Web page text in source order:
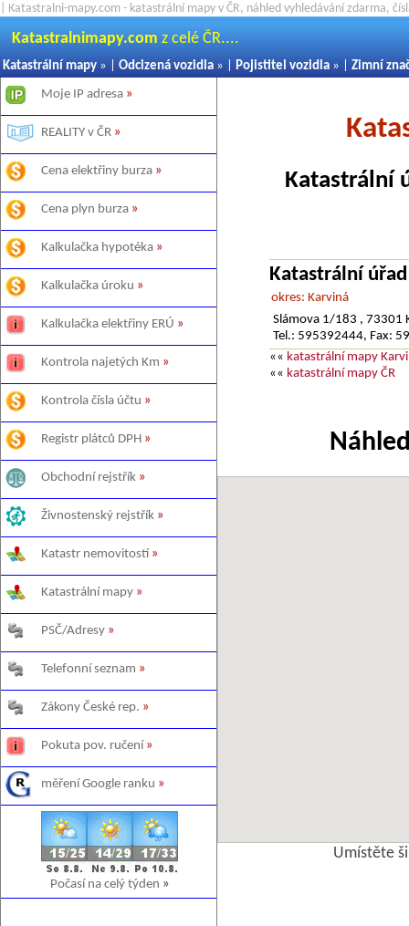
| Katastralni-mapy.com - katastrální mapy v ČR, náhled vyhledávání zdarma,
Katastralnimapy.com z celé ČR....
Katastrální mapy » | Odcizená vozidla » | Pojistitel vozidla » | Zimní
Moje IP adresa »
REALITY v ČR »
Cena elektřiny burza »
Cena plyn burza »
Kalkulačka hypotéka »
Kalkulačka úroku »
Kalkulačka elektřiny ERÚ »
Kontrola najetých Km »
Kontrola čísla účtu »
Registr plátců DPH »
Obchodní rejstřík »
Živnostenský rejstřík »
Katastr nemovitostí »
Katastrální mapy »
PSČ/Adresy »
Telefonní seznam »
Zákony České rep. »
Pokuta pov. ručení »
měření Google ranku »
Počasí na celý týden »
Katastrální
Katastrální
okres: Karviná
Slámova 1/183 , 73301
Tel.: 595392444, Fax:
«« katastrální mapy
«« katastrální mapy ČR
Umístěte